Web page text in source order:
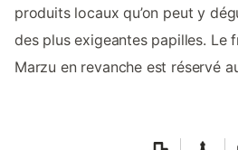
produits locaux qu’on peut y
des plus exigeantes papilles. Le
Marzu en revanche est réservé